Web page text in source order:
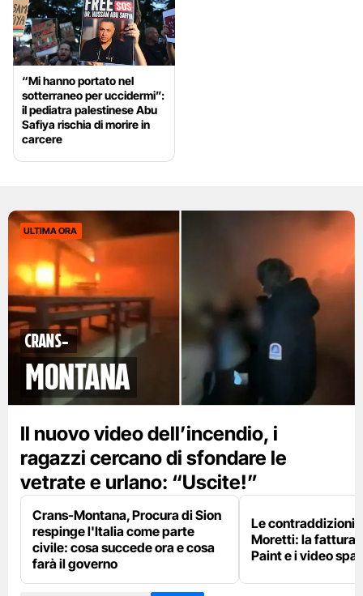
“Mi hanno portato nel
sotterraneo per uccidermi”:
il pediatra palestinese Abu
Safiya rischia di morire in
carcere
ULTIMA ORA
Crans-
Montana
Il nuovo video dell’incendio, i
ragazzi cercano di sfondare le
vetrate e urlano: “Uscite!”
Crans-Montana, Procura di Sion
respinge l'Italia come parte
civile: cosa succede ora e cosa
farà il governo
Le contraddizioni
Moretti: la fattura
Paint e i video